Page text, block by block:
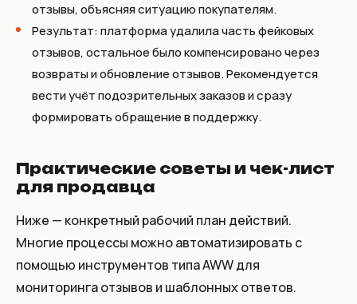
отзывы, объясняя ситуацию покупателям.
Результат: платформа удалила часть фейковых
отзывов, остальное было компенсировано через
возвраты и обновление отзывов. Рекомендуется
вести учёт подозрительных заказов и сразу
формировать обращение в поддержку.
Практические советы и чек-лист
для продавца
Ниже — конкретный рабочий план действий.
Многие процессы можно автоматизировать с
помощью инструментов типа AWW для
мониторинга отзывов и шаблонных ответов.